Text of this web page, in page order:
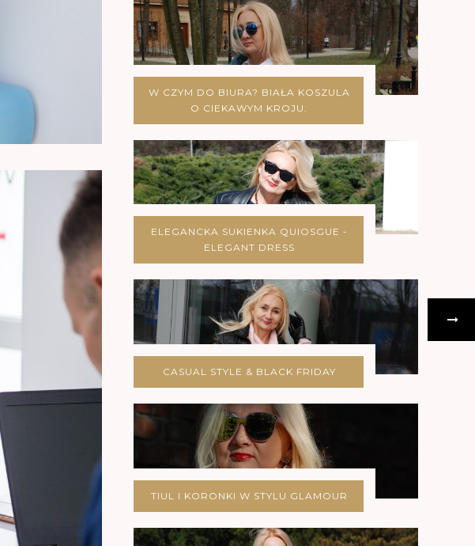
W CZYM DO BIURA? BIAŁA KOSZULA
O CIEKAWYM KROJU.
ELEGANCKA SUKIENKA QUIOSGUE -
ELEGANT DRESS
CASUAL STYLE & BLACK FRIDAY
TIUL I KORONKI W STYLU GLAMOUR